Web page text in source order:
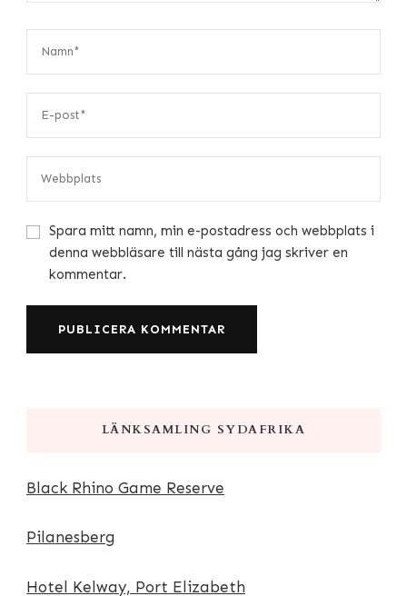
Spara mitt namn, min e-postadress och webbplats i
denna webbläsare till nästa gång jag skriver en
kommentar.
LÄNKSAMLING SYDAFRIKA
Black Rhino Game Reserve
Pilanesberg
Hotel Kelway, Port Elizabeth